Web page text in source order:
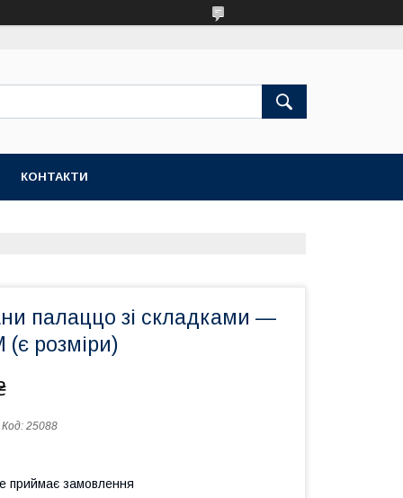
КОНТАКТИ
палаццо зі складками —
(є розміри)
Код: 25088
приймає замовлення